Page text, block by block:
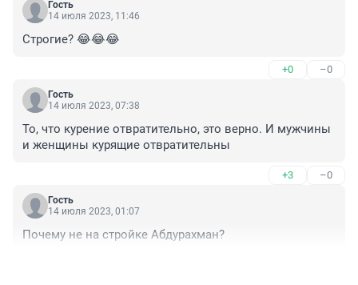
Гость
14 июля 2023, 11:46
Строгие? 😂😂😂
+0 –0
Гость
14 июля 2023, 07:38
То, что курение отвратительно, это верно. И мужчины
и женщины курящие отвратительны
+3 –0
Гость
14 июля 2023, 01:07
Почему не на стройке Абдурахман?